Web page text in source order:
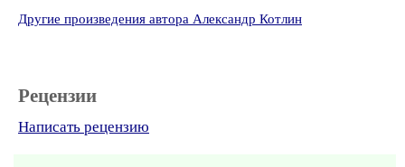
Другие произведения автора Александр Котлин
Рецензии
Написать рецензию